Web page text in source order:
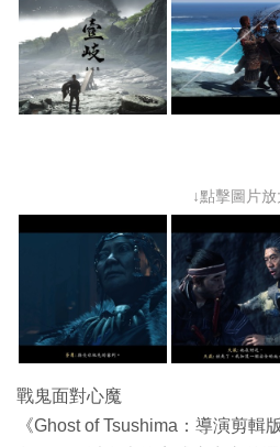
↓點擊圖片放
戰鬼面對心魔
《Ghost of Tsushima：導演剪輯